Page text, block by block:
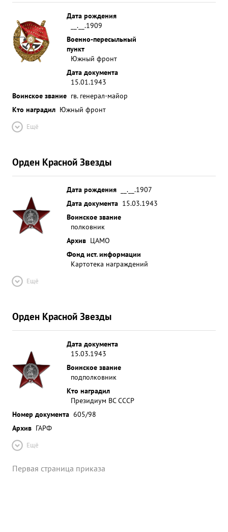
Дата рождения
__.__.1909
Военно-пересыльный
пункт
Южный фронт
Дата документа
15.01.1943
Воинское звание гв. генерал-майор
Кто наградил Южный фронт
Ещё
Орден Красной Звезды
Дата рождения
__.__.1907
Дата документа 15.03.1943
Воинское звание
полковник
Архив ЦАМО
Фонд ист. информации
Картотека награждений
Ещё
Орден Красной Звезды
Дата документа
15.03.1943
Воинское звание
подполковник
Кто наградил
Президиум ВС СССР
Номер документа 605/98
Архив ГАРФ
Ещё
Первая страница приказа